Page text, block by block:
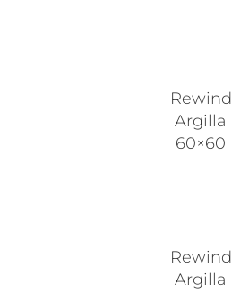
Rewind
Argilla
60×60
Rewind
Argilla